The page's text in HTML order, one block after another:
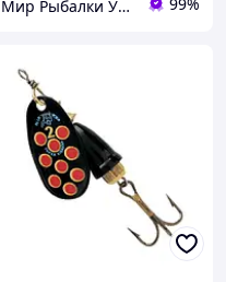
Мир Рыбалки Украина